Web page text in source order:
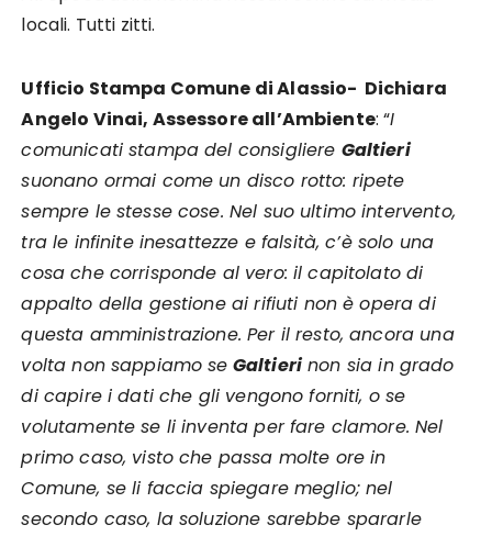
locali. Tutti zitti.
Ufficio Stampa Comune di Alassio- Dichiara
Angelo Vinai, Assessore all’Ambiente: “I
comunicati stampa del consigliere Galtieri
suonano ormai come un disco rotto: ripete
sempre le stesse cose. Nel suo ultimo intervento,
tra le infinite inesattezze e falsità, c’è solo una
cosa che corrisponde al vero: il capitolato di
appalto della gestione ai rifiuti non è opera di
questa amministrazione. Per il resto, ancora una
volta non sappiamo se Galtierinon sia in grado
di capire i dati che gli vengono forniti, o se
volutamente se li inventa per fare clamore. Nel
primo caso, visto che passa molte ore in
Comune, se li faccia spiegare meglio; nel
secondo caso, la soluzione sarebbe spararle